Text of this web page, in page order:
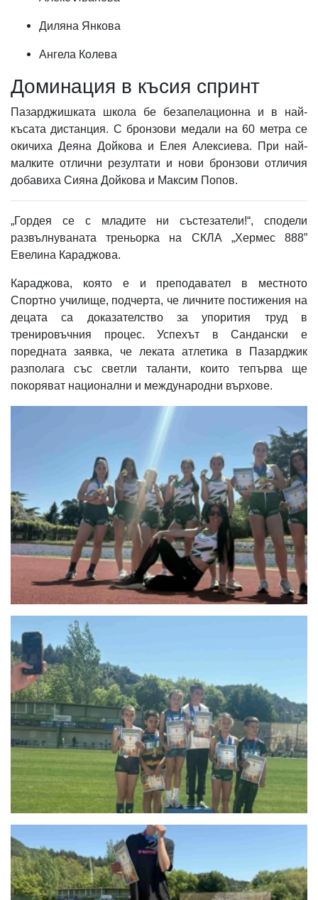
Диляна Янкова
Ангела Колева
Доминация в късия спринт
Пазарджишката школа бе безапелационна и в най-
късата дистанция. С бронзови медали на 60 метра се
окичиха Деяна Дойкова и Елея Алексиева. При най-
малките отлични резултати и нови бронзови отличия
добавиха Сияна Дойкова и Максим Попов.
„Гордея се с младите ни състезатели!“, сподели
развълнуваната треньорка на СКЛА „Хермес 888”
Евелина Караджова.
Караджова, която е и преподавател в местното
Спортно училище, подчерта, че личните постижения на
децата са доказателство за упорития труд в
тренировъчния процес. Успехът в Сандански е
поредната заявка, че леката атлетика в Пазарджик
разполага със светли таланти, които тепърва ще
покоряват национални и международни върхове.